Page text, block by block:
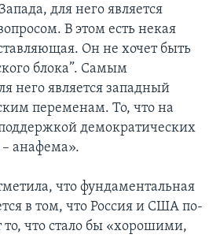
для него является
В этом есть некая
Он не хочет быть
блока”. Самым
него является западный
переменам. То, что на
демократических
– анафема».
что фундаментальная
в том, что Россия и США по-
что стало бы «хорошими,